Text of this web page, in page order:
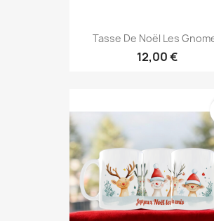
Tasse De Noël Les
12,00 €